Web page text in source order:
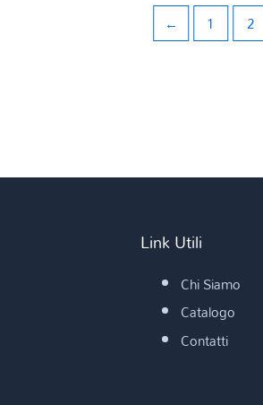
← 1 2
Link Utili
Chi Siamo
Catalogo
Contatti